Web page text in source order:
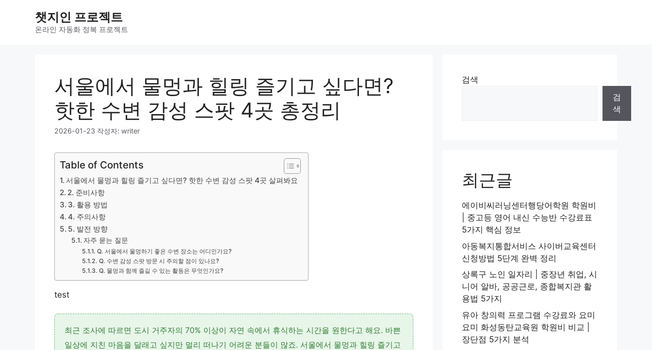
챗지인 프로젝트
온라인 자동화 정복 프로젝트
서울에서 물멍과 힐링 즐기고 싶다면?
핫한 수변 감성 스팟 4곳 총정리
2026-01-23 작성자: writer
Table of Contents
서울에서 물멍과 힐링 즐기고 싶다면? 핫한 수변 감성 스팟 4곳 살펴봐요
2. 준비사항
3. 활용 방법
4. 주의사항
5. 발전 방향
자주 묻는 질문
Q. 서울에서 물멍하기 좋은 수변 장소는 어디인가요?
Q. 수변 감성 스팟 방문 시 주의할 점이 있나요?
Q. 물멍과 함께 즐길 수 있는 활동은 무엇인가요?
test
최근 조사에 따르면 도시 거주자의 70% 이상이 자연 속에서 휴식하는 시간을 원한다고 해요. 바쁜
일상에 지친 마음을 달래고 싶지만 멀리 떠나기 어려운 분들이 많죠. 서울에서 물멍과 힐링 즐기고
검색
검
색
최근글
에이비씨러닝센터행당어학원 학원비
| 중고등 영어 내신 수능반 수강료표
5가지 핵심 정보
아동복지통합서비스 사이버교육센터
신청방법 5단계 완벽 정리
상록구 노인 일자리 | 중장년 취업, 시
니어 알바, 공공근로, 종합복지관 활
용법 5가지
유아 창의력 프로그램 수강료와 요미
요미 화성동탄교육원 학원비 비교 |
장단점 5가지 분석